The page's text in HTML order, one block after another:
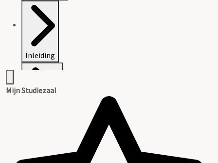
Inleiding
Mijn Studiezaal